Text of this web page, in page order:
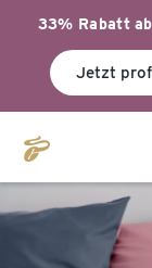
33% Rabatt
Jetzt